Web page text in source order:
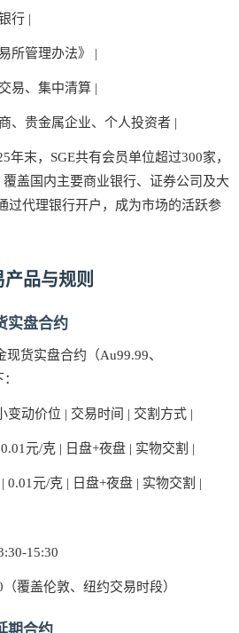
行 |
所管理办法》 |
易、集中清算 |
、贵金属企业、个人投资者 |
年末，SGE共有会员单位超过300家，
盖国内主要商业银行、证券公司及大
过代理银行开户，成为市场的活跃参
品与规则
实盘合约
现货实盘合约（Au99.99、
变动价位 | 交易时间 | 交割方式 |
元/克 | 日盘+夜盘 | 实物交割 |
0.01元/克 | 日盘+夜盘 | 实物交割 |
15:30
覆盖伦敦、纽约交易时段）
期合约